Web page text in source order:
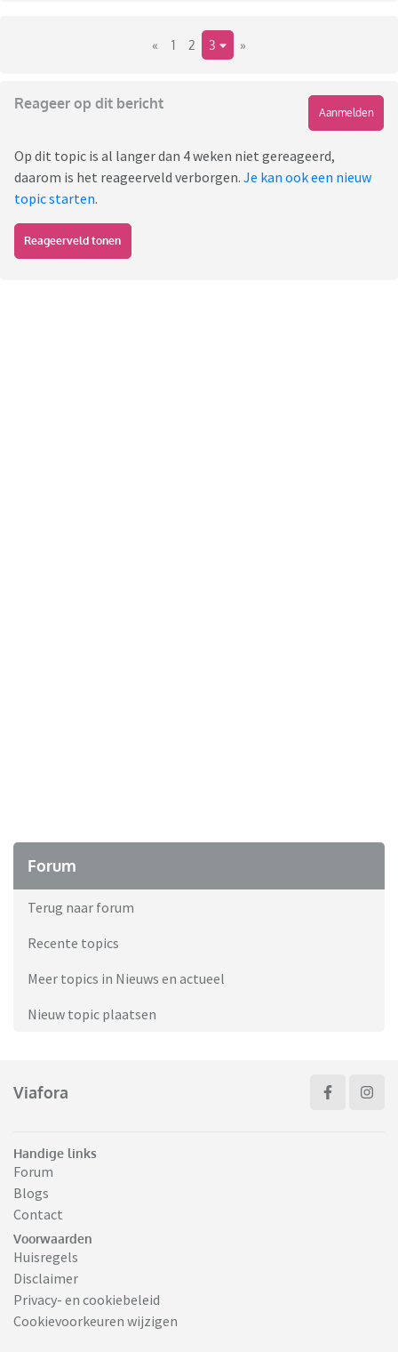
« 1 2 3 »
Reageer op dit bericht
Aanmelden
Op dit topic is al langer dan 4 weken niet gereageerd,
daarom is het reageerveld verborgen. Je kan ook een nieuw
topic starten.
Reageerveld tonen
Forum
Terug naar forum
Recente topics
Meer topics in Nieuws en actueel
Nieuw topic plaatsen
Viafora
Handige links
Forum
Blogs
Contact
Voorwaarden
Huisregels
Disclaimer
Privacy- en cookiebeleid
Cookievoorkeuren wijzigen